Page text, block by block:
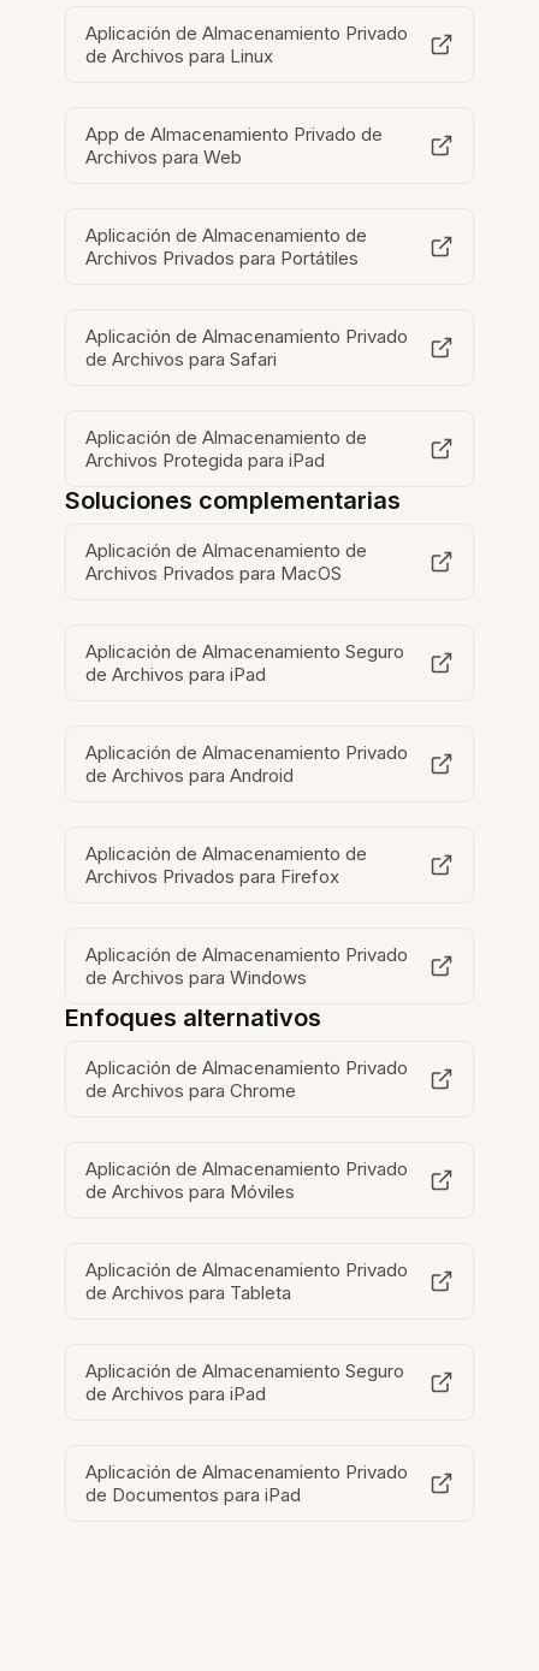
Aplicación de Almacenamiento Privado
de Archivos para Linux
App de Almacenamiento Privado de
Archivos para Web
Aplicación de Almacenamiento de
Archivos Privados para Portátiles
Aplicación de Almacenamiento Privado
de Archivos para Safari
Aplicación de Almacenamiento de
Archivos Protegida para iPad
Soluciones complementarias
Aplicación de Almacenamiento de
Archivos Privados para MacOS
Aplicación de Almacenamiento Seguro
de Archivos para iPad
Aplicación de Almacenamiento Privado
de Archivos para Android
Aplicación de Almacenamiento de
Archivos Privados para Firefox
Aplicación de Almacenamiento Privado
de Archivos para Windows
Enfoques alternativos
Aplicación de Almacenamiento Privado
de Archivos para Chrome
Aplicación de Almacenamiento Privado
de Archivos para Móviles
Aplicación de Almacenamiento Privado
de Archivos para Tableta
Aplicación de Almacenamiento Seguro
de Archivos para iPad
Aplicación de Almacenamiento Privado
de Documentos para iPad